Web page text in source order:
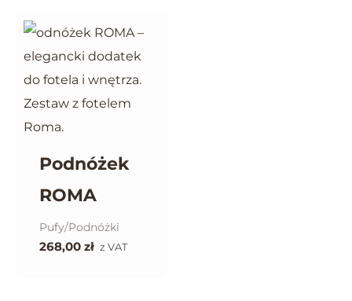
Podnóżek
ROMA
Pufy/Podnóżki
268,00 zł z VAT